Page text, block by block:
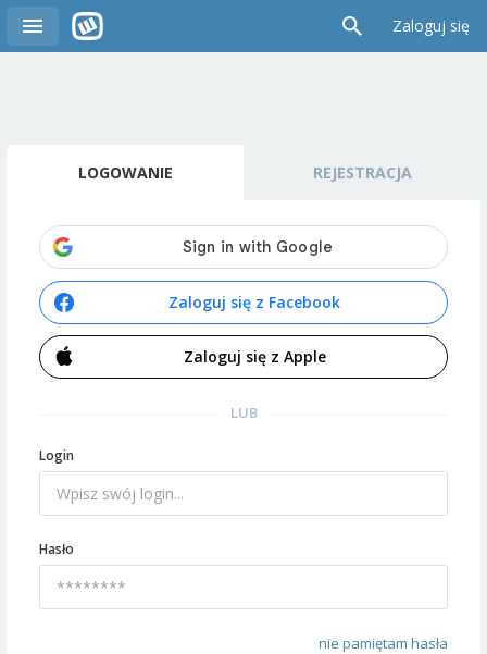
Zaloguj się
LOGOWANIE REJESTRACJA
Zaloguj się z Facebook
Zaloguj się z Apple
LUB
Login
Hasło
nie pamiętam hasła